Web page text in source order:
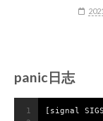
panic日志
1
[signal